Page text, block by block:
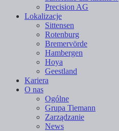
Precision AG
Lokalizacje
Sittensen
Rotenburg
Bremervörde
Hambergen
Hoya
Geestland
Kariera
O nas
Ogólne
Grupa Tiemann
Zarządzanie
News